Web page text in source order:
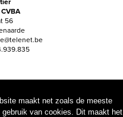
maakt net zoals de meeste
gebruik van cookies. Dit maakt het
56
tribune.com